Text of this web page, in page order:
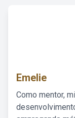
Emelie
Como mentor,